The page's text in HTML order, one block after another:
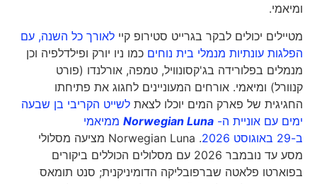
ומיאמי.
מטיילים יכולים לבקר בגרייט סטירופ קיילאורך כל השנה, עם
הפלגות עונתיות מנמלי בית נוחיםכמו ניו יורק ופילדלפיה וכן
מנמלים בפלורידה בג'קסונוויל, טמפה, אורלנדו (פורט
קנוורל) ומיאמי. אורחים המעוניינים לחגוג את פתיחתו
החגיגית של פארק המים יוכלו לצאתלשייט הקריבי בן שבעה
ימים עם אוניית ה-Norwegian Lunaממיאמי
. Norwegian Luna מציעה מסלולי
מסע עד נובמבר 2026 עם מסלולים הכוללים ביקורים
בפוארטו פלאטה שברפובליקה הדומיניקנית; סנט תומאס